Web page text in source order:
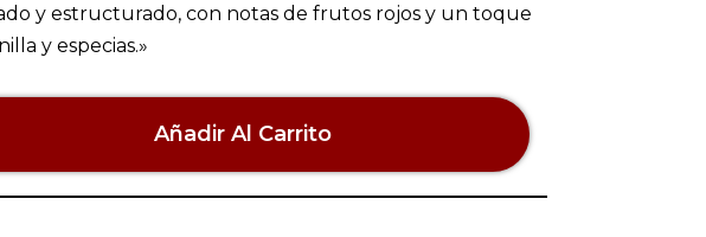
y estructurado, con notas de frutos rojos y un toque
y especias.»
Añadir Al Carrito